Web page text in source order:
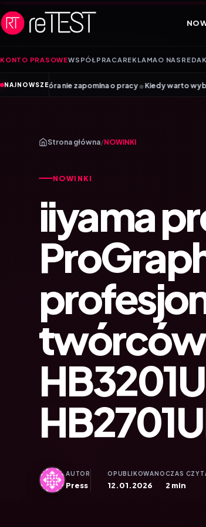
KONTO PRASOWEWSPÓŁPRACA REKLAMA O NAS
NAJNOWSZE
nie zapomina o pracy•Kiedy warto wybrać kartę SIM,
Strona główna/NOWINKI
NOWINKI
iiyama
twórców
AUTOR
Press
OPUBLIKOWANO
12.01.2026
CZAS
2 min